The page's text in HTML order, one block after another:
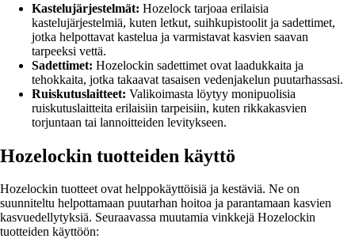
Kastelujärjestelmät: Hozelock tarjoaa erilaisia
kastelujärjestelmiä, kuten letkut, suihkupistoolit ja sadettimet,
jotka helpottavat kastelua ja varmistavat kasvien saavan
tarpeeksi vettä.
Sadettimet: Hozelockin sadettimet ovat laadukkaita ja
tehokkaita, jotka takaavat tasaisen vedenjakelun puutarhassasi.
Ruiskutuslaitteet: Valikoimasta löytyy monipuolisia
ruiskutuslaitteita erilaisiin tarpeisiin, kuten rikkakasvien
torjuntaan tai lannoitteiden levitykseen.
Hozelockin tuotteiden käyttö
Hozelockin tuotteet ovat helppokäyttöisiä ja kestäviä. Ne on
suunniteltu helpottamaan puutarhan hoitoa ja parantamaan kasvien
kasvuedellytyksiä. Seuraavassa muutamia vinkkejä Hozelockin
tuotteiden käyttöön: